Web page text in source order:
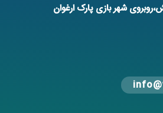
شهر بازی پارک ارغوان